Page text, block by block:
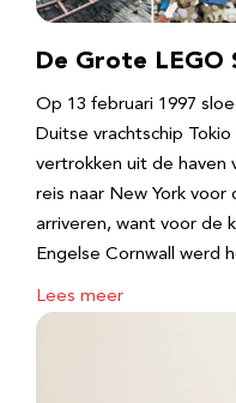
De Grote LEGO
Op 13 februari 1997
Duitse vrachtschip
vertrokken uit de haven
reis naar New York
arriveren, want voor de
Engelse Cornwall werd
Lees meer